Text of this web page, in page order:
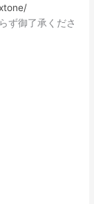
ず御了承くださ